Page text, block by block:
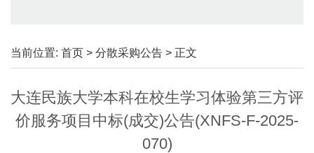
当前位置: 首页 > 分散采购公告 > 正文
大连民族大学本科在校生学习体验第三方评
价服务项目中标(成交)公告(XNFS-F-2025-
070)